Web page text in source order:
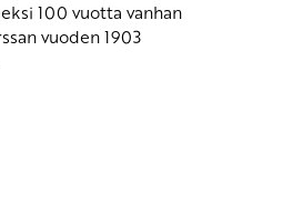
100 vuotta vanhan
vuoden 1903